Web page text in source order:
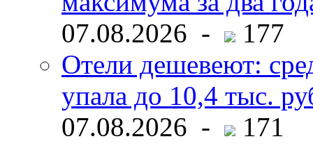
07.08.2026 -
177
Отели дешевеют:
упала до 10,4 тыс.
07.08.2026 -
171